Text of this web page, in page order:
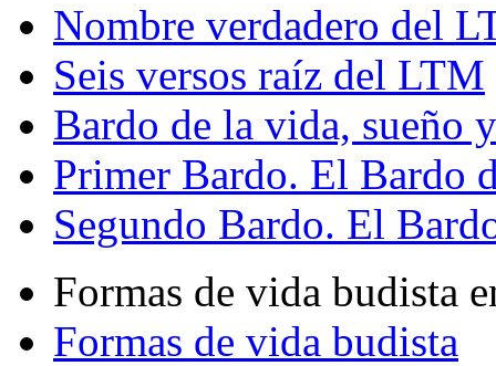
Nombre verdadero del
Seis versos raíz del LTM
Bardo de la vida, sueño
Primer Bardo. El Bardo
Segundo Bardo. El
Formas de vida budista
Formas de vida budista